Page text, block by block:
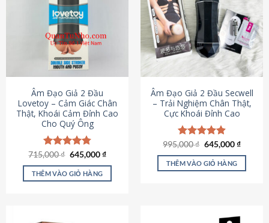
Âm Đạo Giả 2 Đầu
Lovetoy – Cảm Giác Chân
Thật, Khoái Cảm Đỉnh Cao
Cho Quý Ông
Được xếp
hạng4.79
5 sao
715,000₫ Giá
là:
715,000 ₫.
645,000₫Giá
tại
THÊM VÀO GIỎ HÀNG
Âm Đạo Giả 2 Đầu Secwell
– Trải Nghiệm Chân Thật,
Cực Khoái Đỉnh Cao
Được xếp
hạng4.88
5 sao
995,000₫ Giá
là:
995,000 ₫.
645,000₫Giá
tại
THÊM VÀO GIỎ HÀNG